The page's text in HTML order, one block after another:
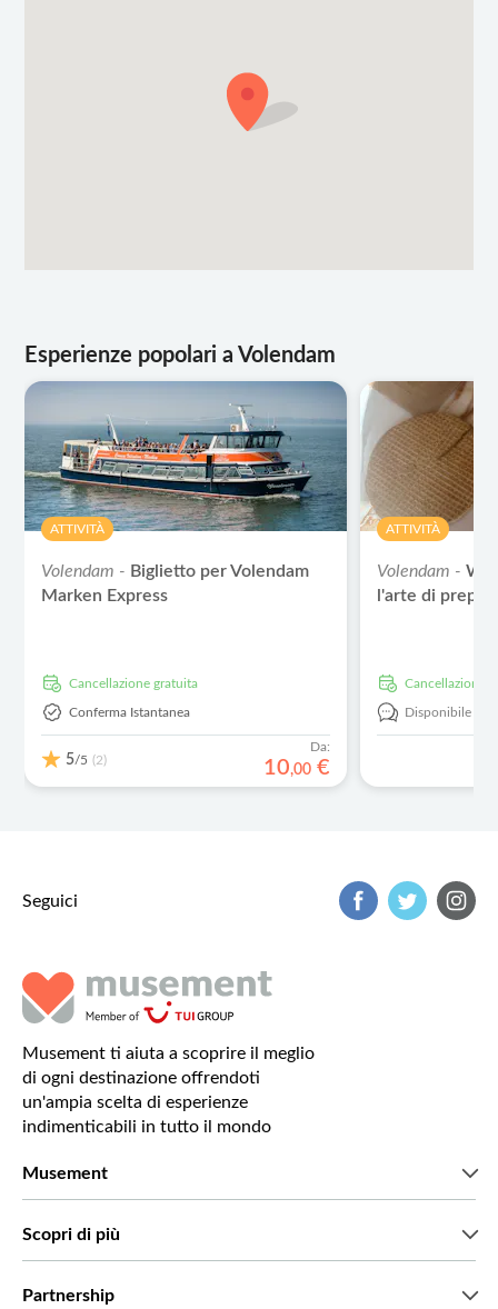
Esperienze popolari a Volendam
ATTIVITÀ
Volendam - Biglietto per Volendam
Marken Express
Cancellazione gratuita
Conferma Istantanea
5/5 (2)
Da:
10,00 €
ATTIVITÀ
Volendam -
l'arte di
Cancellazione
Disponibile in:
Seguici
Musement ti aiuta a scoprire il meglio
di ogni destinazione offrendoti
un'ampia scelta di esperienze
indimenticabili in tutto il mondo
Musement
Scopri di più
Partnership